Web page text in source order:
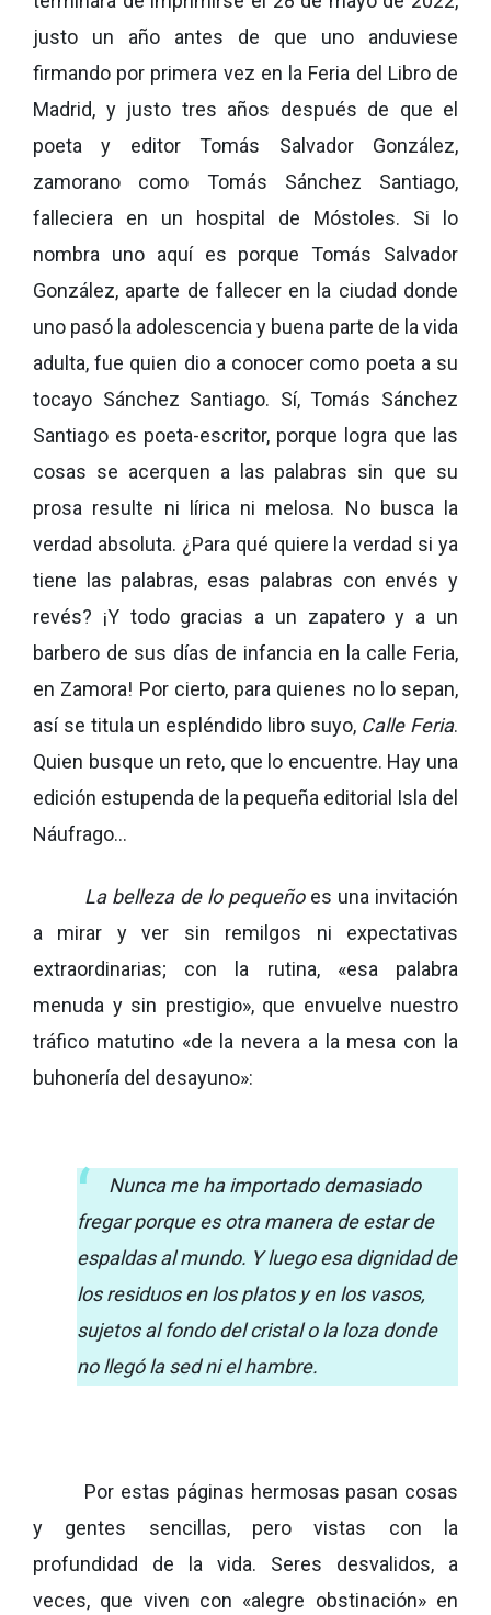
justo un año antes de que uno anduviese
firmando por primera vez en la Feria del Libro de
Madrid, y justo tres años después de que el
poeta y editor Tomás Salvador González,
zamorano como Tomás Sánchez Santiago,
falleciera en un hospital de Móstoles. Si lo
nombra uno aquí es porque Tomás Salvador
González, aparte de fallecer en la ciudad donde
uno pasó la adolescencia y buena parte de la vida
adulta, fue quien dio a conocer como poeta a su
tocayo Sánchez Santiago. Sí, Tomás Sánchez
Santiago es poeta-escritor, porque logra que las
cosas se acerquen a las palabras sin que su
prosa resulte ni lírica ni melosa. No busca la
verdad absoluta. ¿Para qué quiere la verdad si ya
tiene las palabras, esas palabras con envés y
revés? ¡Y todo gracias a un zapatero y a un
barbero de sus días de infancia en la calle Feria,
en Zamora! Por cierto, para quienes no lo sepan,
así se titula un espléndido libro suyo, Calle Feria.
Quien busque un reto, que lo encuentre. Hay una
edición estupenda de la pequeña editorial Isla del
Náufrago…
La belleza de lo pequeñoes una invitación
a mirar y ver sin remilgos ni expectativas
extraordinarias; con la rutina, «esa palabra
menuda y sin prestigio», que envuelve nuestro
tráfico matutino «de la nevera a la mesa con la
buhonería del desayuno»:
Nunca me ha importado demasiado
fregar porque es otra manera de estar de
espaldas al mundo. Y luego esa dignidad de
los residuos en los platos y en los vasos,
sujetos al fondo del cristal o la loza donde
no llegó la sed ni el hambre.
Por estas páginas hermosas pasan cosas
y gentes sencillas, pero vistas con la
profundidad de la vida. Seres desvalidos, a
veces, que viven con «alegre obstinación» en